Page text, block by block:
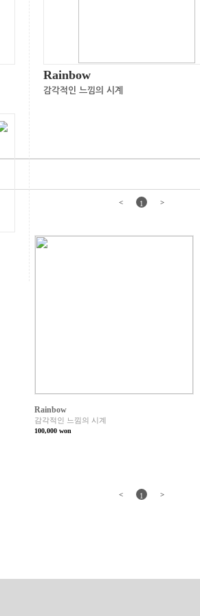
Rainbow
감각적인 느낌의 시계
< 1 >
Rainbow
감각적인 느낌의 시계
100,000 won
< 1 >